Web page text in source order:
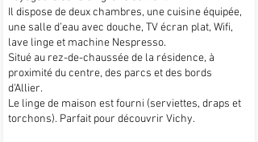
Il dispose de deux chambres, une cuisine équipée,
une salle d’eau avec douche, TV écran plat, Wifi,
lave linge et machine Nespresso.
Situé au rez-de-chaussée de la résidence, à
proximité du centre, des parcs et des bords
d'Allier.
Le linge de maison est fourni (serviettes, draps et
torchons). Parfait pour découvrir Vichy.